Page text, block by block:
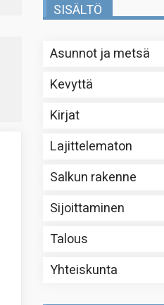
SISÄLTÖ
Asunnot ja metsä
Kevyttä
Kirjat
Lajittelematon
Salkun rakenne
Sijoittaminen
Talous
Yhteiskunta